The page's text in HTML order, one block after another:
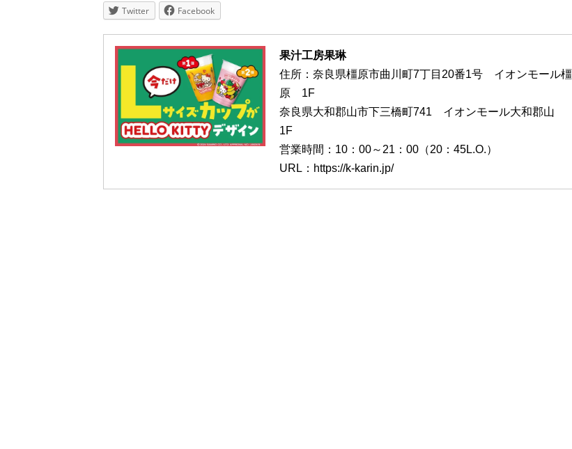
Twitter Facebook
果汁工房果琳
住所：奈良県橿原市曲川町7丁目20番1号 イオンモール橿
原 1F
奈良県大和郡山市下三橋町741 イオンモール大和郡山
1F
営業時間：10：00～21：00（20：45L.O.）
URL：https://k-karin.jp/